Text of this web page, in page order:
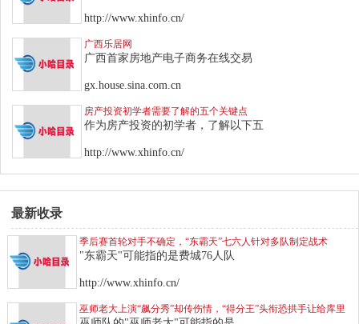
http://www.xhinfo.cn/
广西乐居网
广西首家房地产电子商务在线交易
gx.house.sina.com.cn
房产投资初学者需要了解的五个关键点
作为房产投资的初学者，了解以下五
http://www.xhinfo.cn/
最新收录
季后赛首轮对手不确定，“东霸天”七六人针对多队制定战术
"东霸天"可能指的是费城76人队
http://www.xhinfo.cn/
巫师老大上演“飙分秀”却传伤情，“得分王”头衔恐拱手让给库里